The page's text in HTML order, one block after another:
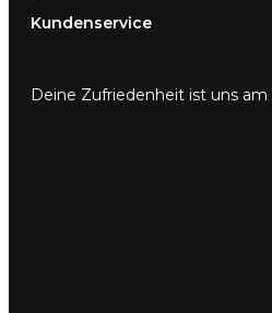
Kundenservice
Deine Zufriedenheit ist uns